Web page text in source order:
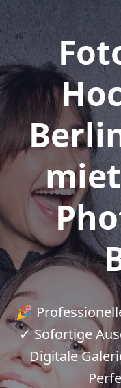
🎉
✓ Sofortige
Digitale